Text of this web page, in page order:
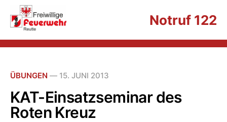
Notruf 122
ÜBUNGEN — 15. JUNI 2013
KAT-Einsatzseminar des
Roten Kreuz